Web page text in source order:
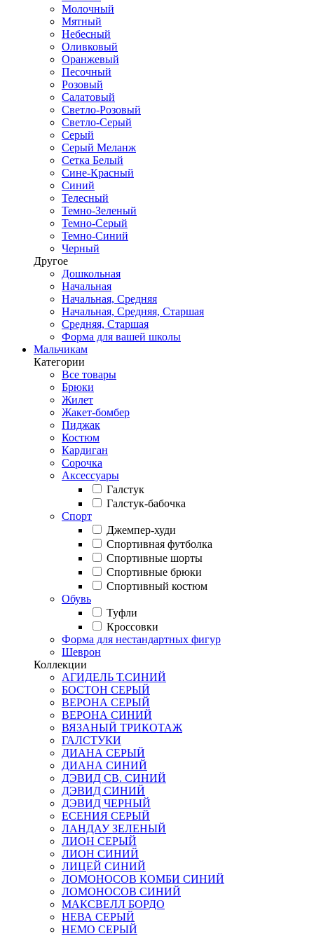
Молочный
Мятный
Небесный
Оливковый
Оранжевый
Песочный
Розовый
Салатовый
Светло-Розовый
Светло-Серый
Серый
Серый Меланж
Сетка Белый
Сине-Красный
Синий
Телесный
Темно-Зеленый
Темно-Серый
Темно-Синий
Черный
Другое
Дошкольная
Начальная
Начальная, Средняя
Начальная, Средняя, Старшая
Средняя, Старшая
Форма для вашей школы
Мальчикам
Категории
Все товары
Брюки
Жилет
Жакет-бомбер
Пиджак
Костюм
Кардиган
Сорочка
Аксессуары
Галстук
Галстук-бабочка
Спорт
Джемпер-худи
Спортивная футболка
Спортивные шорты
Спортивные брюки
Спортивный костюм
Обувь
Туфли
Кроссовки
Форма для нестандартных фигур
Шеврон
Коллекции
АГИДЕЛЬ Т.СИНИЙ
БОСТОН СЕРЫЙ
ВЕРОНА СЕРЫЙ
ВЕРОНА СИНИЙ
ВЯЗАНЫЙ ТРИКОТАЖ
ГАЛСТУКИ
ДИАНА СЕРЫЙ
ДИАНА СИНИЙ
ДЭВИД СВ. СИНИЙ
ДЭВИД СИНИЙ
ДЭВИД ЧЕРНЫЙ
ЕСЕНИЯ СЕРЫЙ
ЛАНДАУ ЗЕЛЕНЫЙ
ЛИОН СЕРЫЙ
ЛИОН СИНИЙ
ЛИЦЕЙ СИНИЙ
ЛОМОНОСОВ КОМБИ СИНИЙ
ЛОМОНОСОВ СИНИЙ
МАКСВЕЛЛ БОРДО
НЕВА СЕРЫЙ
НЕМО СЕРЫЙ